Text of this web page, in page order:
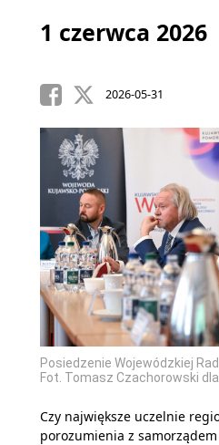
1 czerwca 2026
2026-05-31
Posiedzenie Wojewódzkiej
Fot. Tomasz Czachorowski dla
Czy największe uczelnie
porozumienia z